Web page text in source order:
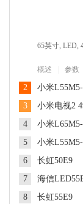
65英寸, LED,
概述 参数
2 小米
55英寸, 超高
3 小米电视2
49英寸, 超高
4 小米
65英寸, 超高
5 小米
6 长虹50E9
7 海信
8 长虹55E9